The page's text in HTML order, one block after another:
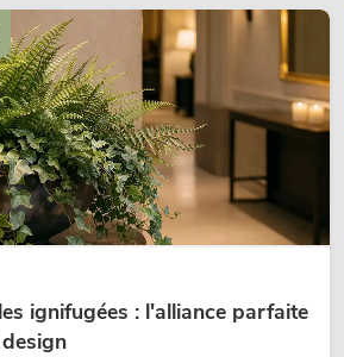
ignifugées : l'alliance parfaite